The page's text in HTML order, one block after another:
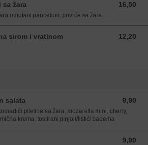
sa žara 16,50
16,50 EUR
omotani pancetom, povrće sa žara
sirom i vratinom 12,20
12,20 EUR
salata 9,90
9,90 EUR
piletine sa žara, mozarella mini, cherry,
krema, tostirani pinjoli/listići badema
9,90
9,90 EUR